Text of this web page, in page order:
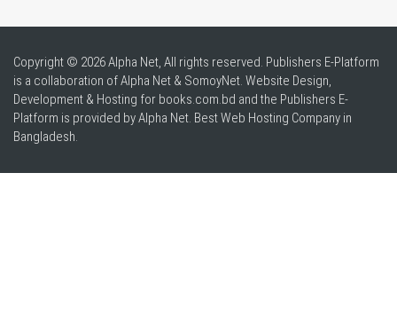
Copyright © 2026 Alpha Net, All rights reserved. Publishers E-Platform
is a collaboration of Alpha Net & SomoyNet. Website Design,
Development & Hosting for books.com.bd and the Publishers E-
Platform is provided by Alpha Net. BestWeb Hosting Company in
Bangladesh.